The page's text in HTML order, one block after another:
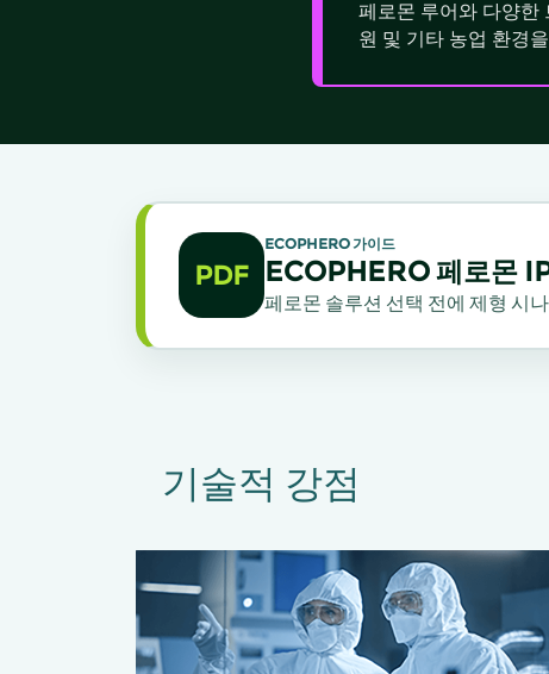
페로몬 루어와 다양한
원 및 기타 농업 환경
PDF
ECOPHERO 가이드
ECOPHERO 페로몬
페로몬 솔루션 선택 전에 제형 시
기술적 강점